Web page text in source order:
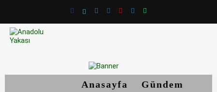
Anasayfa
Gündem